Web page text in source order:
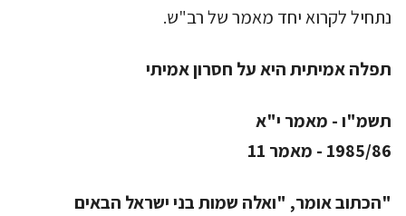
נתחיל לקרוא יחד מאמר של רב"ש.
תפלה אמיתית היא על חסרון אמיתי
תשמ"ו - מאמר י"א
1985/86 - מאמר 11
"הכתוב אומר, "ואלה שמות בני ישראל הבאים